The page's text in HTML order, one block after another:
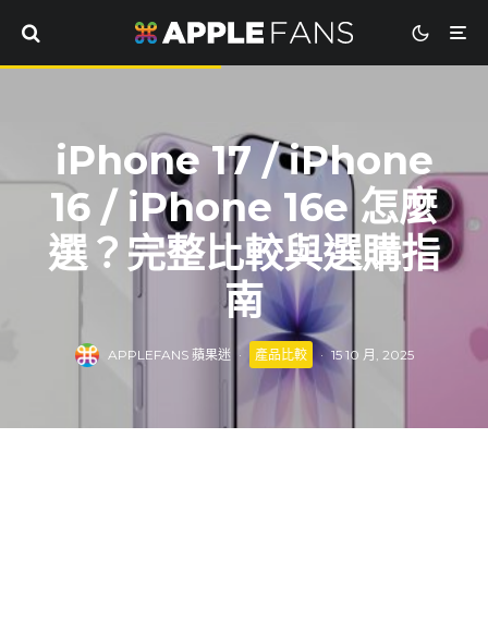
iPhone 17 / iPhone
16 / iPhone 16e 怎麼
選？完整比較與選購指
南
APPLEFANS 蘋果迷 · 產品比較 · 15 10 月, 2025